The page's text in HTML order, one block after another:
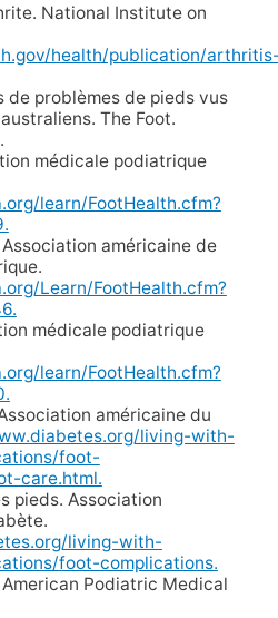
National Institute on
health/publication/
de problèmes de pieds vus
The Foot.
médicale podiatrique
learn/FootHealth.cfm?
américaine de
Learn/FootHealth.cfm?
médicale podiatrique
learn/FootHealth.cfm?
américaine du
living-with-
foot-
care.html.
pieds. Association
living-with-
foot-complications.
Podiatric Medical